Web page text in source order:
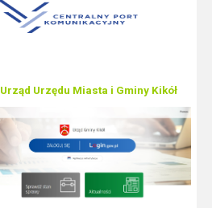
Urzędu Miasta i Gminy Kikół